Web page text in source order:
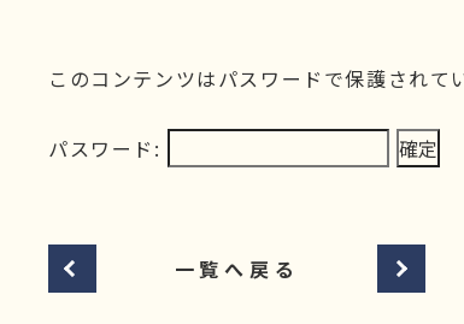
このコンテンツはパスワードで保護されて
パスワード:
一覧へ戻る